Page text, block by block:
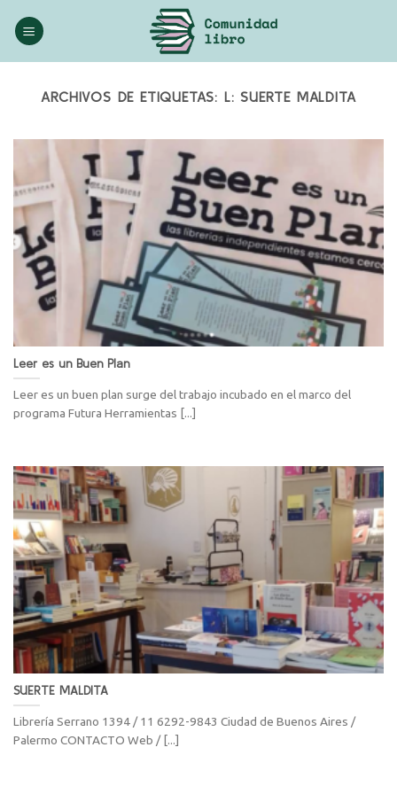
ARCHIVOS DE ETIQUETAS: L: SUERTE MALDITA
Leer es un Buen Plan
Leer es un buen plan surge del trabajo incubado en el marco del
programa Futura Herramientas [...]
SUERTE MALDITA
Librería Serrano 1394 / 11 6292-9843 Ciudad de Buenos Aires /
Palermo CONTACTO Web / [...]